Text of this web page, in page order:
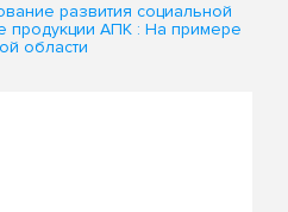
развития социальной
продукции АПК : На примере
области